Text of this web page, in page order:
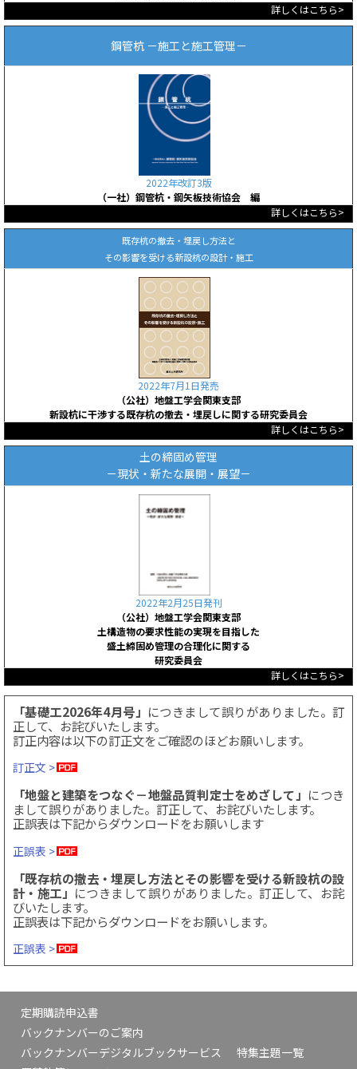
詳しくはこちら>
鋼管杭 －施工と施工管理－
2022年改訂3版
（一社）鋼管杭・鋼矢板技術協会 編
詳しくはこちら>
既存杭の撤去・埋戻し方法と
その影響を受ける新設杭の設計・施工
2022年7月1日発売
（公社）地盤工学会関東支部
新設杭に干渉する既存杭の撤去・埋戻しに関する研究委員会
詳しくはこちら>
土の締固め管理
－現状・新たな展開・展望－
2022年2月25日発刊
（公社）地盤工学会関東支部
土構造物の要求性能の実現を目指した
盛土締固め管理の合理化に関する
研究委員会
詳しくはこちら>
「基礎工2026年4月号」 につきまして誤りがありました。訂
正して、お詫びいたします。
訂正内容は以下の訂正文をご確認のほどお願いします。
訂正文 >
「地盤と建築をつなぐ－地盤品質判定士をめざして」 につき
まして誤りがありました。訂正して、お詫びいたします。
正誤表は下記からダウンロードをお願いします
正誤表 >
「既存杭の撤去・埋戻し方法とその影響を受ける新設杭の設
計・施工」 につきまして誤りがありました。訂正して、お詫
びいたします。
正誤表は下記からダウンロードをお願いします。
正誤表 >
定期購読申込書
バックナンバーのご案内
バックナンバーデジタルブックサービス
特集主題一覧